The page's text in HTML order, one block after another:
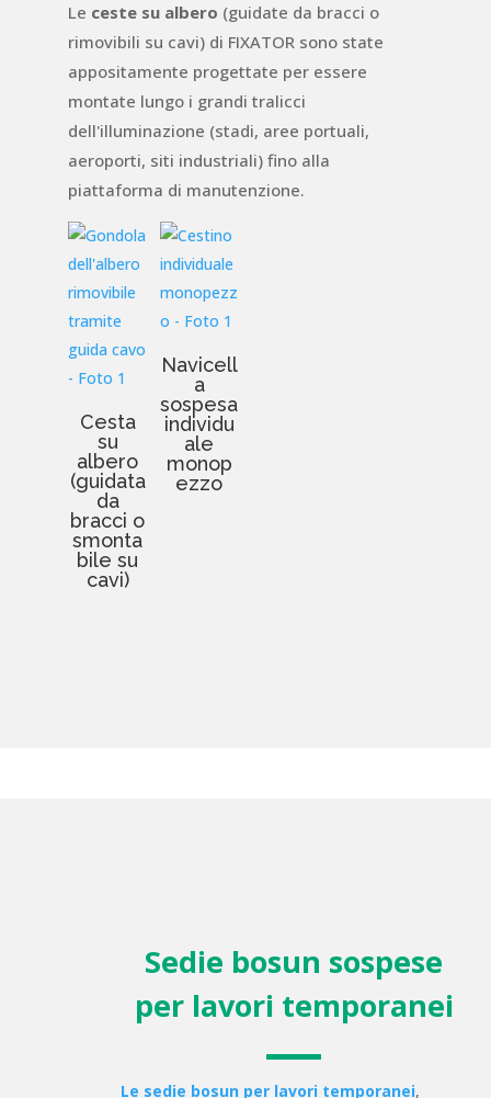
Le ceste su albero (guidate da bracci o
rimovibili su cavi) di FIXATOR sono state
appositamente progettate per essere
montate lungo i grandi tralicci
dell'illuminazione (stadi, aree portuali,
aeroporti, siti industriali) fino alla
piattaforma di manutenzione.
Cesta
su
albero
(guidata
da
bracci o
smonta
bile su
cavi)
Navicell
a
sospesa
individu
ale
monop
ezzo
Sedie bosun sospese
per lavori temporanei
Le sedie bosun per lavori temporanei,